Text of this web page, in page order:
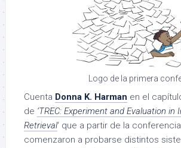
Logo de la primera
Cuenta Donna K. Harman en el
de ‘TREC: Experiment and Evaluation in
Retrieval‘ que a partir de la conferencia
comenzaron a probarse distintos